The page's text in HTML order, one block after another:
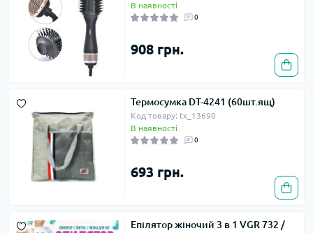
В наявності
0
908 грн.
Термосумка DT-4241 (60шт.ящ)
Код товару: tx_13690
В наявності
0
693 грн.
Епілятор жіночий 3 в 1 VGR 732 /